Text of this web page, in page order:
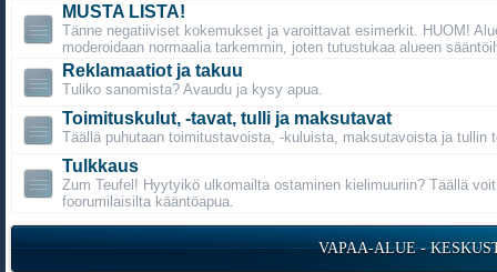
MUSTA LISTA!
Tänne negatiiviset kokemukset ja varoittavat esimerkit. HUOM!
moderoidaan normaalia tarkemmin, joten tutustukaa alueen
Reklamaatiot ja takuu
Tuliko sanomista? Avaudu ja kysy apua.
Toimituskulut, -tavat, tulli ja maksutavat
Täällä puhutaan toimitustavoista, -kuluista, maksutavoista ja tullin
Tulkkaus
Zum Teufel! Hyytyikö ulkomailta ostaminen kielimuuriin? Täällä
foorumilaisilta kääntöapua.
VAPAA-ALUE -